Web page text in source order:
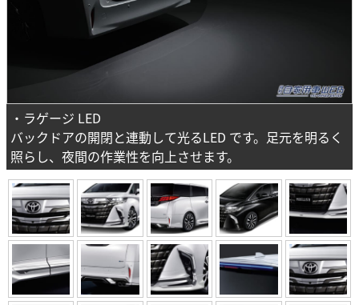
・ラゲージ LED
バックドアの開閉と連動して光るLED です。足元を明るく
照らし、夜間の作業性を向上させます。